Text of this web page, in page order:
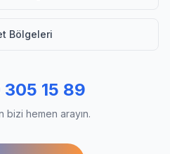
Bölgeleri
15 89
bizi hemen arayın.